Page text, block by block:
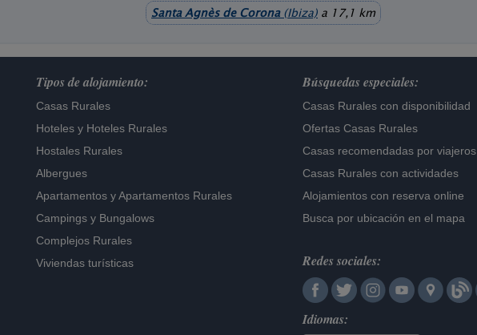
Santa Agnès de Corona(Ibiza) a 17,1 km
Tipos de alojamiento:
Casas Rurales
Hoteles y Hoteles Rurales
Hostales Rurales
Albergues
Apartamentos yApartamentos Rurales
Campings y Bungalows
Complejos Rurales
Viviendas turísticas
Búsquedas especiales:
Casas Rurales con disponibilidad
Ofertas Casas Rurales
Casas recomendadas por viajeros
Casas Rurales con actividades
Alojamientos con reserva online
Busca por ubicación en el mapa
Redes sociales:
Idiomas: